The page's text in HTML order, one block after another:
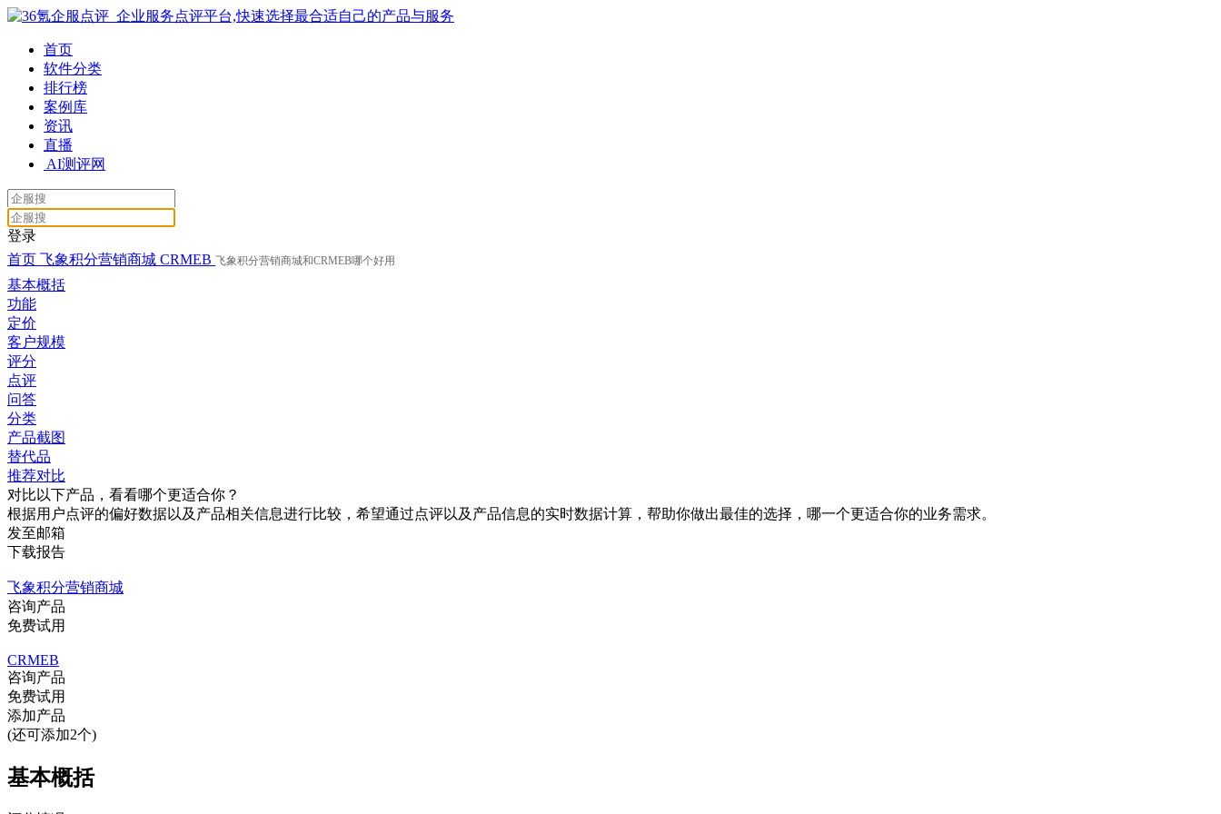
首页
软件分类
排行榜
案例库
资讯
直播
AI测评网
登录
首页 飞象积分营销商城 CRMEB 飞象积分营销商城和CRMEB哪个好用
基本概括
功能
定价
客户规模
评分
点评
问答
分类
产品截图
替代品
推荐对比
对比以下产品，看看哪个更适合你？
根据用户点评的偏好数据以及产品相关信息进行比较，希望通过点评以及产品信息的实时数据计算，帮助你做出最佳的选择，哪一个更适合你的业务需求。
发至邮箱
下载报告
飞象积分营销商城
咨询产品
免费试用
CRMEB
咨询产品
免费试用
添加产品
(还可添加2个)
基本概括